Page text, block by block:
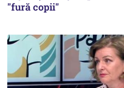
"fură copii"